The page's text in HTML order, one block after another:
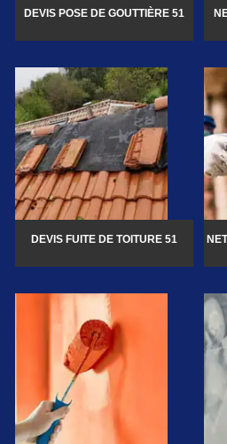
DEVIS POSE DE GOUTTIÈRE 51
DEVIS FUITE DE TOITURE 51